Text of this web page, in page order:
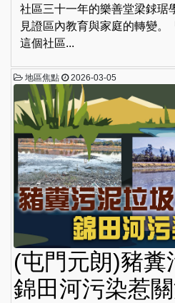
社區三十一年的樂善堂梁銶琚
見證區內教育與家庭的轉變。
這個社區...
地區焦點 2026-03-05
(屯門元朗)豬糞
錦田河污染惹